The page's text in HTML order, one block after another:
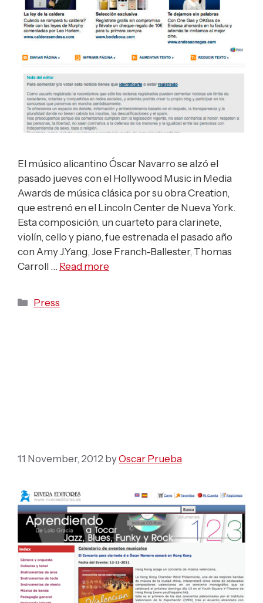
El músico alicantino Óscar Navarro se alzó el
pasado jueves con el Hollywood Music in Media
Awards de música clásica por su obra Creation,
que estrenó en el Lincoln Center de Nueva York.
Esta composición, un cuarteto para clarinete,
violín, cello y piano, fue estrenada el pasado año
con Amy J.Yang, Jose Franch-Ballester, Thomas
Carroll … Read more
Categories
Press
11 November, 2012 byOscar Prueba